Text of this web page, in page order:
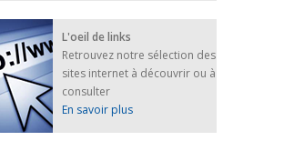
L'oeil de links
Retrouvez notre sélection des
sites internet à découvrir ou à
consulter
En savoir plus